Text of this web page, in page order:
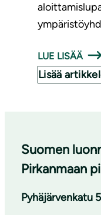
LUE LISÄÄ
Lisää
Suomen
Pirkanmaan
Pyhäjärvenkatu